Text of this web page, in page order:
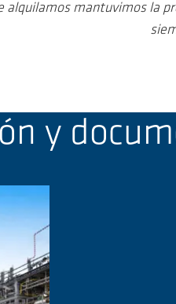
alquilamos mantuvimos la
y